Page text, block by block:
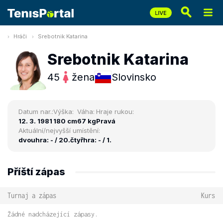
Hráči Srebotnik Katarina
Srebotnik Katarina
45 žena Slovinsko
Datum nar.:
12. 3. 1981
Výška:
180 cm
Váha:
67 kg
Hraje rukou:
Pravá
Aktuální/nejvyšší umístění:
dvouhra: - / 20.čtyřhra: - / 1.
Příští zápas
Turnaj a zápas Kurs
Žádné nadcházející zápasy.